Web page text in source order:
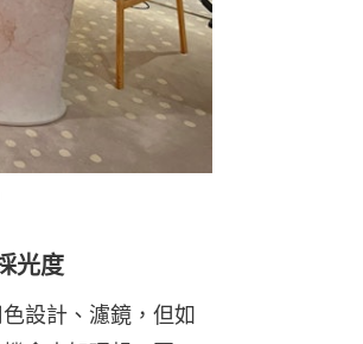
光度
設計、濾鏡，但如